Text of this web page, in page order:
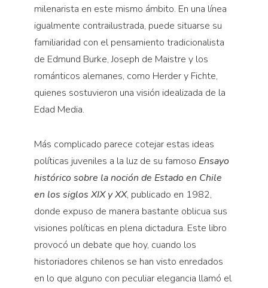
milenarista en este mismo ámbito. En una línea
igualmente contrailustrada, puede situarse su
familiaridad con el pensamiento tradicionalista
de Edmund Burke, Joseph de Maistre y los
románticos alemanes, como Herder y Fichte,
quienes sostuvieron una visión idealizada de la
Edad Media.
Más complicado parece cotejar estas ideas
políticas juveniles a la luz de su famoso Ensayo
histórico sobre la noción de Estado en Chile
en los siglos XIX y XX, publicado en 1982,
donde expuso de manera bastante oblicua sus
visiones políticas en plena dictadura. Este libro
provocó un debate que hoy, cuando los
historiadores chilenos se han visto enredados
en lo que alguno con peculiar elegancia llamó el